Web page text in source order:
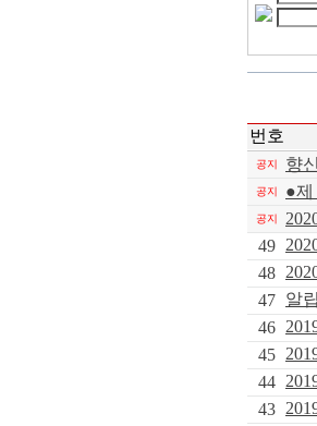
번호
공지 향
공지 ●제
공지
49
48
47
알
46
45
44
43